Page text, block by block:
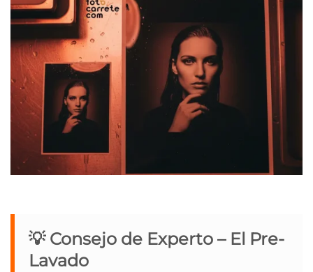
💡 Consejo de Experto – El Pre-
Lavado